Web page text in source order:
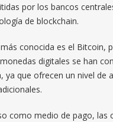
por los bancos
de blockchain.
conocida es el Bitcoin,
digitales se han
ya que ofrecen un nivel
como medio de pago,